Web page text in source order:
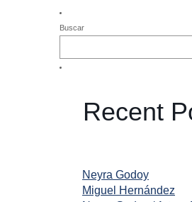
Buscar
Recent
Neyra Godoy
Miguel Hernández